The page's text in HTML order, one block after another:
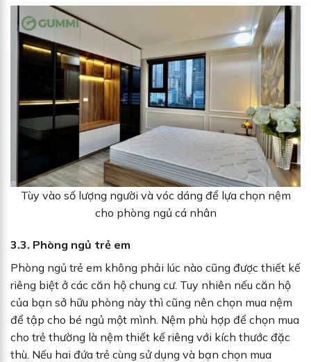
Tùy vào số lượng người và vóc dáng để lựa chọn nệm
cho phòng ngủ cá nhân
3.3. Phòng ngủ trẻ em
Phòng ngủ trẻ em không phải lúc nào cũng được thiết kế
riêng biệt ở các căn hộ chung cư. Tuy nhiên nếu căn hộ
của bạn sở hữu phòng này thì cũng nên chọn mua nệm
để tập cho bé ngủ một mình. Nệm phù hợp để chọn mua
cho trẻ thường là nệm thiết kế riêng với kích thước đặc
thù. Nếu hai đứa trẻ cùng sử dụng và bạn chọn mua